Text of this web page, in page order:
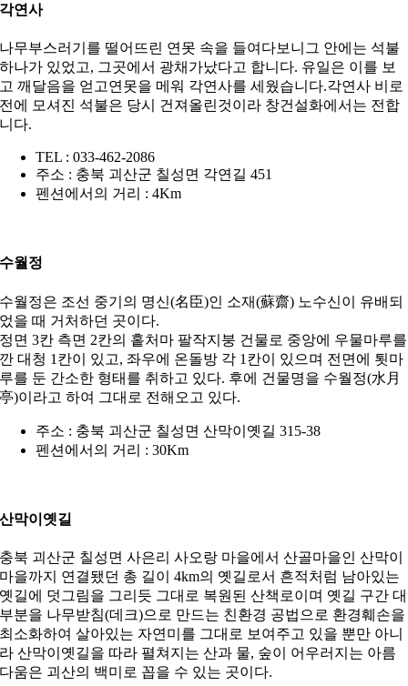
각연사
나무부스러기를 떨어뜨린 연못 속을 들여다보니그 안에는 석불
하나가 있었고, 그곳에서 광채가났다고 합니다. 유일은 이를 보
고 깨달음을 얻고연못을 메워 각연사를 세웠습니다.각연사 비로
전에 모셔진 석불은 당시 건져올린것이라 창건설화에서는 전합
니다.
TEL : 033-462-2086
주소 : 충북 괴산군 칠성면 각연길 451
펜션에서의 거리 : 4Km
수월정
수월정은 조선 중기의 명신(名臣)인 소재(蘇齋) 노수신이 유배되
었을 때 거처하던 곳이다.
정면 3칸 측면 2칸의 홑처마 팔작지붕 건물로 중앙에 우물마루를
깐 대청 1칸이 있고, 좌우에 온돌방 각 1칸이 있으며 전면에 툇마
루를 둔 간소한 형태를 취하고 있다. 후에 건물명을 수월정(水月
亭)이라고 하여 그대로 전해오고 있다.
주소 : 충북 괴산군 칠성면 산막이옛길 315-38
펜션에서의 거리 : 30Km
산막이옛길
충북 괴산군 칠성면 사은리 사오랑 마을에서 산골마을인 산막이
마을까지 연결됐던 총 길이 4km의 옛길로서 흔적처럼 남아있는
옛길에 덧그림을 그리듯 그대로 복원된 산책로이며 옛길 구간 대
부분을 나무받침(데크)으로 만드는 친환경 공법으로 환경훼손을
최소화하여 살아있는 자연미를 그대로 보여주고 있을 뿐만 아니
라 산막이옛길을 따라 펼쳐지는 산과 물, 숲이 어우러지는 아름
다움은 괴산의 백미로 꼽을 수 있는 곳이다.